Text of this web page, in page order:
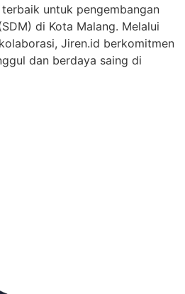
untuk pengembangan
di Kota Malang. Melalui
Jiren.id berkomitmen
dan berdaya saing di